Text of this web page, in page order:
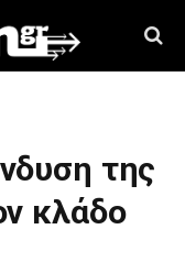
της
κλάδο